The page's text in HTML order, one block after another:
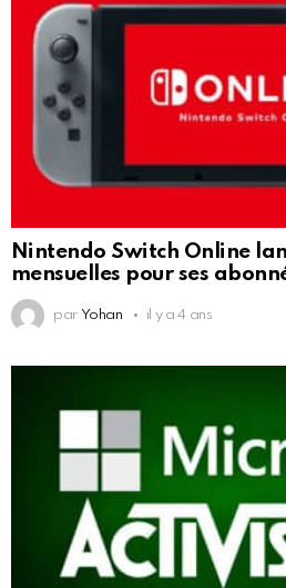
Nintendo Switch Online
mensuelles pour ses
par Yohan il y a 4 ans